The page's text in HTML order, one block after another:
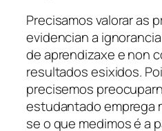
Precisamos valorar as
evidencian a
de aprendizaxe e non
resultados esixidos.
precisemos
estudantado emprega
se o que medimos é a